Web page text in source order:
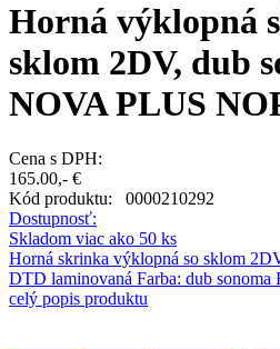
Horná výklopná
sklom 2DV, dub
NOVA PLUS
Cena s DPH:
165.00,- €
Kód produktu: 0000210292
Dostupnosť:
Skladom viac ako 50 ks
Horná skrinka výklopná so sklom
DTD laminovaná Farba: dub
celý popis produktu